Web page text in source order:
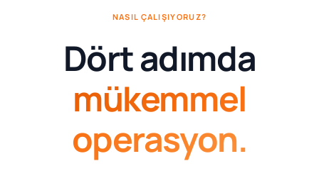
NASIL ÇALIŞIYORUZ?
Dört adımda
mükemmel
operasyon.